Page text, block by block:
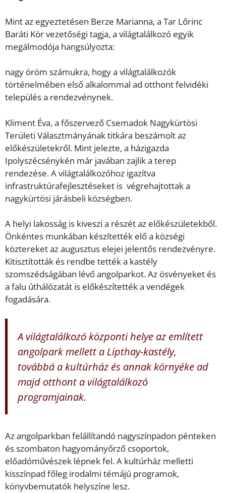
Mint az egyeztetésen Berze Marianna, a Tar Lőrinc
Baráti Kör vezetőségi tagja, a világtalálkozó egyik
megálmodója hangsúlyozta:
nagy öröm számukra, hogy a világtalálkozók
történelmében első alkalommal ad otthont felvidéki
település a rendezvénynek.
Kliment Éva, a főszervező Csemadok Nagykürtösi
Területi Választmányának titkára beszámolt az
előkészületekről. Mint jelezte, a házigazda
Ipolyszécsénykén már javában zajlik a terep
rendezése. A világtalálkozóhoz igazítva
infrastruktúrafejlesztéseket is végrehajtottak a
nagykürtösi járásbeli községben.
A helyi lakosság is kiveszi a részét az előkészületekből.
Önkéntes munkában készítették elő a községi
köztereket az augusztus elejei jelentős rendezvényre.
Kitisztították és rendbe tették a kastély
szomszédságában lévő angolparkot. Az ösvényeket és
a falu úthálózatát is előkészítették a vendégek
fogadására.
A világtalálkozó központi helye az említett
angolpark mellett a Lipthay-kastély,
továbbá a kultúrház és annak környéke ad
majd otthont a világtalálkozó
programjainak.
Az angolparkban felállítandó nagyszínpadon pénteken
és szombaton hagyományőrző csoportok,
előadóművészek lépnek fel. A kultúrház melletti
kisszínpad főleg irodalmi témájú programok,
könyvbemutatók helyszíne lesz.